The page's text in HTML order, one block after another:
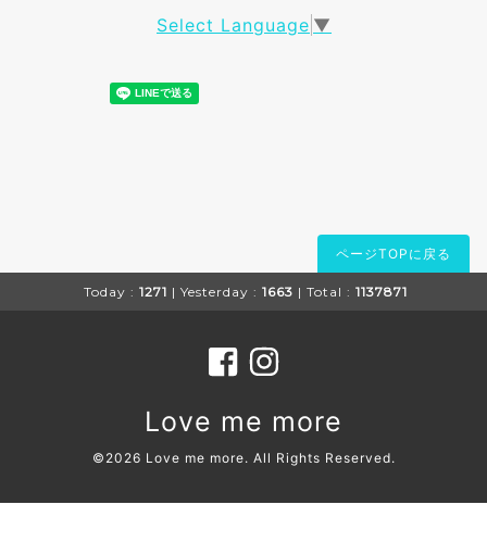
Select Language ▼
ページTOPに戻る
Today : 1271 | Yesterday : 1663 | Total : 1137871
Love me more
©2026 Love me more. All Rights Reserved.